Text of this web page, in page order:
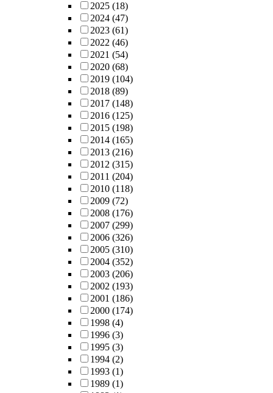
2025 (18)
2024 (47)
2023 (61)
2022 (46)
2021 (54)
2020 (68)
2019 (104)
2018 (89)
2017 (148)
2016 (125)
2015 (198)
2014 (165)
2013 (216)
2012 (315)
2011 (204)
2010 (118)
2009 (72)
2008 (176)
2007 (299)
2006 (326)
2005 (310)
2004 (352)
2003 (206)
2002 (193)
2001 (186)
2000 (174)
1998 (4)
1996 (3)
1995 (3)
1994 (2)
1993 (1)
1989 (1)